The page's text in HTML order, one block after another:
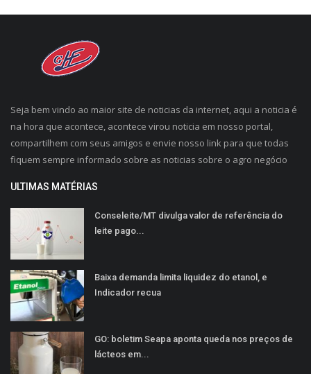
Seja bem vindo ao maior site de noticias da internet, aqui a noticia é
na hora que acontece, acontece virou noticia em nosso portal,
compartilhem com seus amigos e envie nosso link para que todas
fiquem sempre informado sobre as noticias sobre o agro negócio
ULTIMAS MATÉRIAS
Conseleite/MT divulga valor de referência do
leite pago...
Baixa demanda limita liquidez do etanol, e
Indicador recua
GO: boletim Seapa aponta queda nos preços de
lácteos em...